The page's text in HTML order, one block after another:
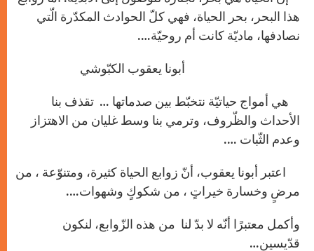
p e
r
k
هذا البحر، بحر الحياة، فهي كلّ الحوادث المكدّرة الّتي
نصادفها، ماديّة كانت أم روحيّة….
أبونا يعقوب الكبّوشي
هي أمواج حياتيّة نتخبّط بين صدماتها … تقذف بنا
الأحداث والظّروف، وترمي بنا وسط غليان من الاهتزاز
وعدم الثّبات ….
اعتبر أبونا يعقوب، أنّ زوابع الحياة كثيرة، ومتنوّعة ، من
مرضٍ وخسارة خيراتٍ ، من شكوكٍ وشهوات….
وأكمل معتبرًا أنّه لا بدّ لنا من هذه الزّوابع، لنكون
قدّيسين…